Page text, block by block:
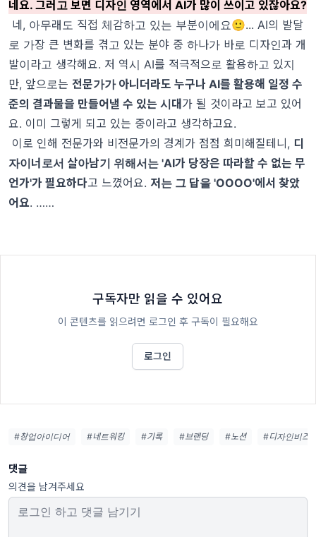
네요. 그러고 보면 디자인 영역에서 AI가 많이 쓰이고 있잖아요?
네, 아무래도 직접 체감하고 있는 부분이에요🙂... AI의 발달
로 가장 큰 변화를 겪고 있는 분야 중 하나가 바로 디자인과 개
발이라고 생각해요. 저 역시 AI를 적극적으로 활용하고 있지
만, 앞으로는 전문가가 아니더라도 누구나 AI를 활용해 일정 수
준의 결과물을 만들어낼 수 있는 시대가 될 것이라고 보고 있어
요. 이미 그렇게 되고 있는 중이라고 생각하고요.
이로 인해 전문가와 비전문가의 경계가 점점 희미해질테니, 디
자이너로서 살아남기 위해서는 'AI가 당장은 따라할 수 없는 무
언가'가 필요하다고 느꼈어요. 저는 그 답을 'OOOO'에서 찾았
어요. ……
구독자만 읽을 수 있어요
이 콘텐츠를 읽으려면 로그인 후 구독이 필요해요
로그인
#창업아이디어 #네트워킹 #기록 #브랜딩 #노션 #디자인비즈
댓글
의견을 남겨주세요